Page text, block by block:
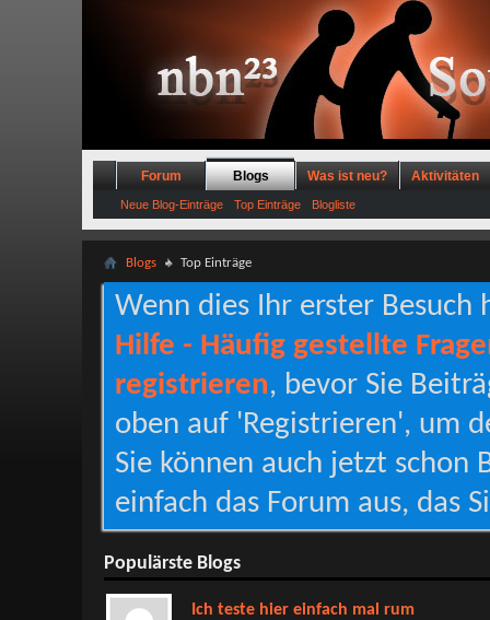
Forum Blogs
Neue Blog-Einträge Top Einträge Blogliste
Was ist neu? Aktivitäten
Blogs Top Einträge
Wenn dies Ihr erster Besuch
Hilfe - Häufig gestellte
registrieren, bevor Sie
oben auf 'Registrieren', um
Sie können auch jetzt schon
einfach das Forum aus, das
Populärste Blogs
Ich teste hier einfach mal rum